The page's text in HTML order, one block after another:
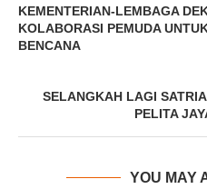
KEMENTERIAN-LEMBAGA
KOLABORASI PEMUDA
BENCANA
SELANGKAH LAGI
PELITA
YOU MAY